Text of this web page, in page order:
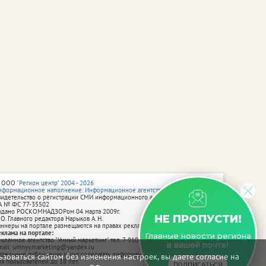
сайтом без изменения настроек, вы даете согласие на
НЕ ПРОПУСТИ!
Главные новости региона
в вашей почте!
"Регион центр" 2004 - 2026
наполнение: Информационное агентство vRossii.ru
о регистрации СМИ информационного агентства vRossii.ru
№ ФС 77‑35502
РОСКОМНАДЗОРом 04 марта 2009г.
Главного редактора Нарыков А. Н.
на портале размещаются на правах рекламы.
на портале:
агентство "Умный маркетинг" тел. 7-910-267-70-40,
umnyy.marketing@yandex.ru
публикации могут содержать информацию, не предназначенную
пользователей до 18 лет.